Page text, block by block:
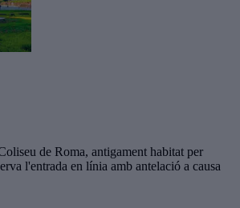
de Roma, antigament habitat per
l'entrada en línia amb antelació a causa